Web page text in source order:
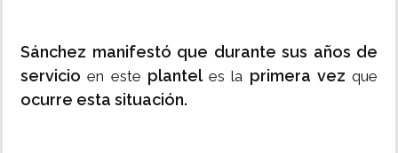
Sánchez manifestó que durante sus años de
servicioen este planteles la primera vez que
ocurre esta situación.